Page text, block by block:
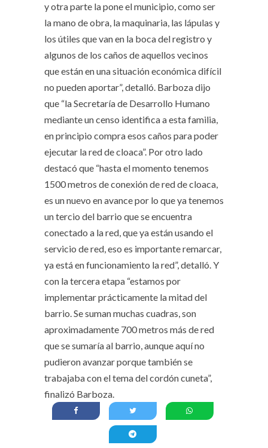
y otra parte la pone el municipio, como ser
la mano de obra, la maquinaria, las lápulas y
los útiles que van en la boca del registro y
algunos de los caños de aquellos vecinos
que están en una situación económica difícil
no pueden aportar”, detalló. Barboza dijo
que “la Secretaría de Desarrollo Humano
mediante un censo identifica a esta familia,
en principio compra esos caños para poder
ejecutar la red de cloaca”. Por otro lado
destacó que “hasta el momento tenemos
1500 metros de conexión de red de cloaca,
es un nuevo en avance por lo que ya tenemos
un tercio del barrio que se encuentra
conectado a la red, que ya están usando el
servicio de red, eso es importante remarcar,
ya está en funcionamiento la red”, detalló. Y
con la tercera etapa “estamos por
implementar prácticamente la mitad del
barrio. Se suman muchas cuadras, son
aproximadamente 700 metros más de red
que se sumaría al barrio, aunque aquí no
pudieron avanzar porque también se
trabajaba con el tema del cordón cuneta”,
finalizó Barboza.